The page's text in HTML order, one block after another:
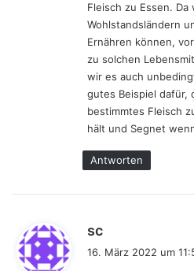
Fleisch zu Essen.
Wohlstandsländern
Ernähren können,
zu solchen
wir es auch
gutes Beispiel dafür,
bestimmtes Fleisch
hält und Segnet
Antworten
sc
a
16. März 2022 um